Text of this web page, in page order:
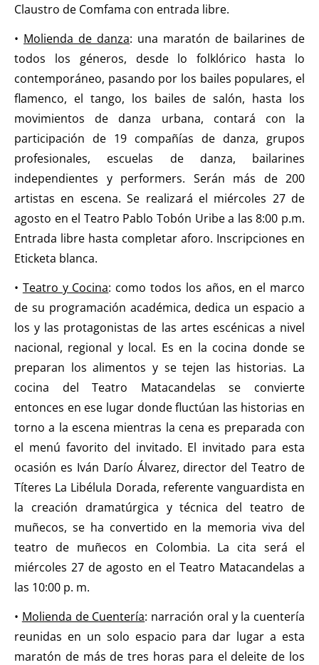
Claustro de Comfama con entrada libre.
• Molienda de danza: una maratón de bailarines de
todos los géneros, desde lo folklórico hasta lo
contemporáneo, pasando por los bailes populares, el
flamenco, el tango, los bailes de salón, hasta los
movimientos de danza urbana, contará con la
participación de 19 compañías de danza, grupos
profesionales, escuelas de danza, bailarines
independientes y performers. Serán más de 200
artistas en escena. Se realizará el miércoles 27 de
agosto en el Teatro Pablo Tobón Uribe a las 8:00 p.m.
Entrada libre hasta completar aforo. Inscripciones en
Eticketa blanca.
• Teatro y Cocina: como todos los años, en el marco
de su programación académica, dedica un espacio a
los y las protagonistas de las artes escénicas a nivel
nacional, regional y local. Es en la cocina donde se
preparan los alimentos y se tejen las historias. La
cocina del Teatro Matacandelas se convierte
entonces en ese lugar donde fluctúan las historias en
torno a la escena mientras la cena es preparada con
el menú favorito del invitado. El invitado para esta
ocasión es Iván Darío Álvarez, director del Teatro de
Títeres La Libélula Dorada, referente vanguardista en
la creación dramatúrgica y técnica del teatro de
muñecos, se ha convertido en la memoria viva del
teatro de muñecos en Colombia. La cita será el
miércoles 27 de agosto en el Teatro Matacandelas a
las 10:00 p. m.
• Molienda de Cuentería: narración oral y la cuentería
reunidas en un solo espacio para dar lugar a esta
maratón de más de tres horas para el deleite de los